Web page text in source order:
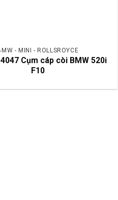
- MINI - ROLLSROYCE
Cụm cáp còi BMW 520i
F10